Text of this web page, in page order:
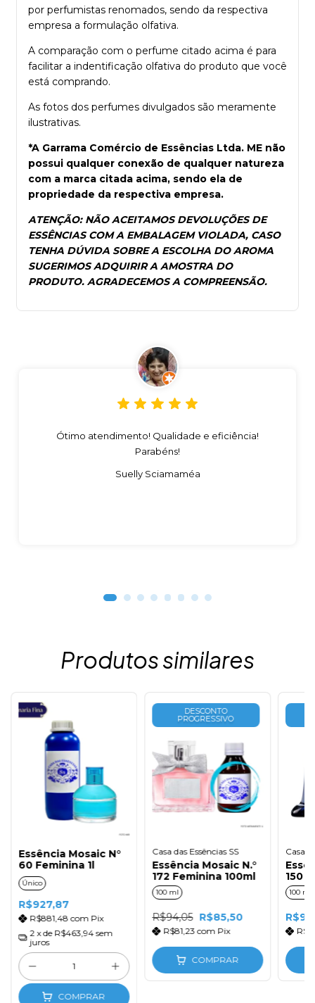
por perfumistas renomados, sendo da respectiva
empresa a formulação olfativa.
A comparação com o perfume citado acima é para
facilitar a indentificação olfativa do produto que você
está comprando.
As fotos dos perfumes divulgados são meramente
ilustrativas.
*A Garrama Comércio de Essências Ltda. ME não
possui qualquer conexão de qualquer natureza
com a marca citada acima, sendo ela de
propriedade da respectiva empresa.
ATENÇÃO: NÃO ACEITAMOS DEVOLUÇÕES DE
ESSÊNCIAS COM A EMBALAGEM VIOLADA, CASO
TENHA DÚVIDA SOBRE A ESCOLHA DO AROMA
SUGERIMOS ADQUIRIR A AMOSTRA DO
PRODUTO. AGRADECEMOS A COMPREENSÃO.
Ótimo atendimento! Qualidade e eficiência!
Parabéns!
Suelly Sciamaméa
Produtos similares
Essência Mosaic N°
60 Feminina 1l
Único
R$927,87
R$881,48 com Pix
2 x de R$463,94 sem
juros
COMPRAR
DESCONTO
PROGRESSIVO
Casa das Essências SS
Essência Mosaic N.°
172 Feminina 100ml
100 ml
R$94,05 R$85,50
R$81,23com Pix
COMPRAR
Casa
150
100 ml